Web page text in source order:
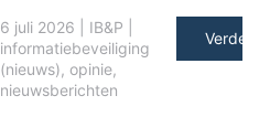
6 juli 2026 IB&P
informatiebeveiliging
(nieuws), opinie,
nieuwsberichten
Verder